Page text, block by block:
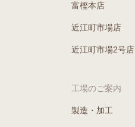
富樫本店
近江町市場店
近江町市場2号店
工場のご案内
製造・加工